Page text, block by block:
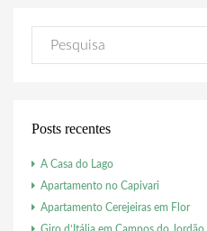
Posts recentes
A Casa do Lago
Apartamento no Capivari
Apartamento Cerejeiras em Flor